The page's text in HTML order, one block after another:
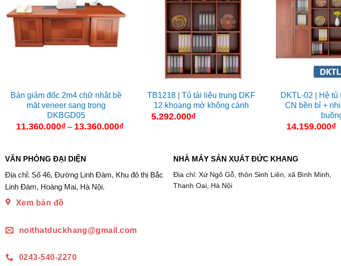
Bàn giám đốc 2m4 chữ nhật bề
mặt veneer sang trọng
DKBGD05
11.360.000₫ – 13.360.000₫Khoảng
TB1218 | Tủ tài liệu trung DKF
12 khoang mở không cánh
5.292.000₫
DKTL-02 | Hệ
CN bền bỉ +
14.159.000₫
VĂN PHÒNG ĐẠI DIỆN
Địa chỉ: Số 46, Đường Linh Đàm, Khu đô thị Bắc
Linh Đàm, Hoàng Mai, Hà Nội.
Xem bản đồ
noithatduckhang@gmail.com
0243-540-2270
NHÀ MÁY SẢN XUẤT ĐỨC KHANG
Địa chỉ: Xứ Ngõ Gỗ, thôn Sinh Liên, xã Bình Minh,
Thanh Oai, Hà Nội